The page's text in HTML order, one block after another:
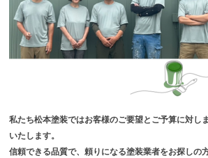
私たち松本塗装ではお客様のご要望とご予算に対し
いたします。
信頼できる品質で、頼りになる塗装業者をお探しの